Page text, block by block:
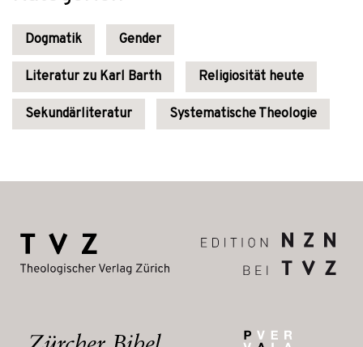
Dogmatik Gender
Literatur zu Karl Barth Religiosität heute
Sekundärliteratur Systematische Theologie